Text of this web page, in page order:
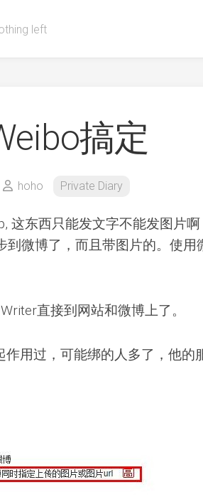
left
搞定
hoho Private Diary
这东西只能发文字不能发图片
微博了，而且带图片的。使用
直接到网站和微博上了。
用过，可能绑的人多了，他的